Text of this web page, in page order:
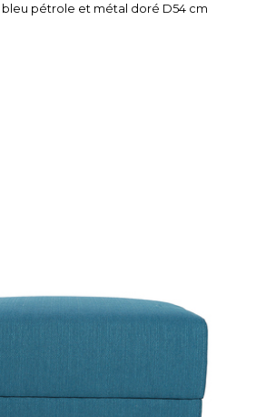
bleu pétrole et métal doré D54 cm